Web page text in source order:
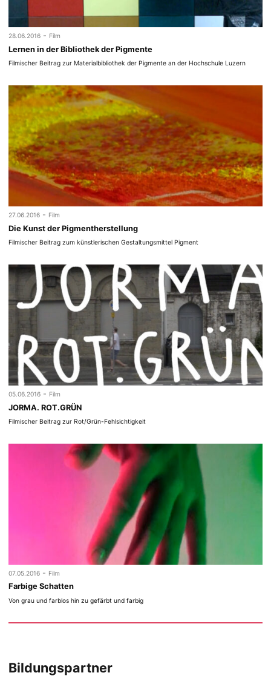
28.06.2016 - Film
Lernen in der Bibliothek der Pigmente
Filmischer Beitrag zur Materialbibliothek der Pigmente an der Hochschule Luzern
27.06.2016 - Film
Die Kunst der Pigmentherstellung
Filmischer Beitrag zum künstlerischen Gestaltungsmittel Pigment
05.06.2016 - Film
JORMA. ROT.GRÜN
Filmischer Beitrag zur Rot/Grün-Fehlsichtigkeit
07.05.2016 - Film
Farbige Schatten
Von grau und farblos hin zu gefärbt und farbig
Bildungspartner